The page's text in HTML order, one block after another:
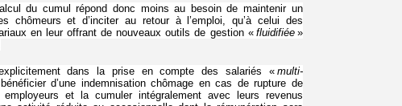
du cumul répond donc moins au besoin de maintenir un
chômeurs et d’inciter au retour à l’emploi, qu’à celui des
en leur offrant de nouveaux outils de gestion « fluidifiée»
dans la prise en compte des salariés « multi-
d’une indemnisation chômage en cas de rupture de
et la cumuler intégralement avec leurs revenus